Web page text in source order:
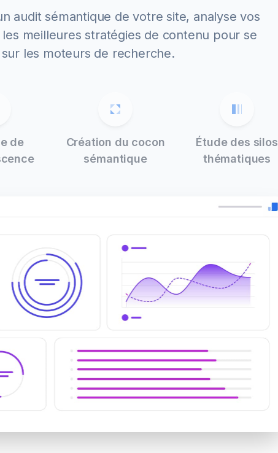
audit sémantique de votre site, analyse vos
meilleures stratégies de contenu pour se
les moteurs de recherche.
de
Création du cocon
sémantique
Étude des silos
thématiques